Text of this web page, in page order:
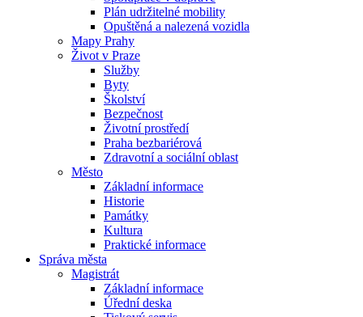
Plán udržitelné mobility
Opuštěná a nalezená vozidla
Mapy Prahy
Život v Praze
Služby
Byty
Školství
Bezpečnost
Životní prostředí
Praha bezbariérová
Zdravotní a sociální oblast
Město
Základní informace
Historie
Památky
Kultura
Praktické informace
Správa města
Magistrát
Základní informace
Úřední deska